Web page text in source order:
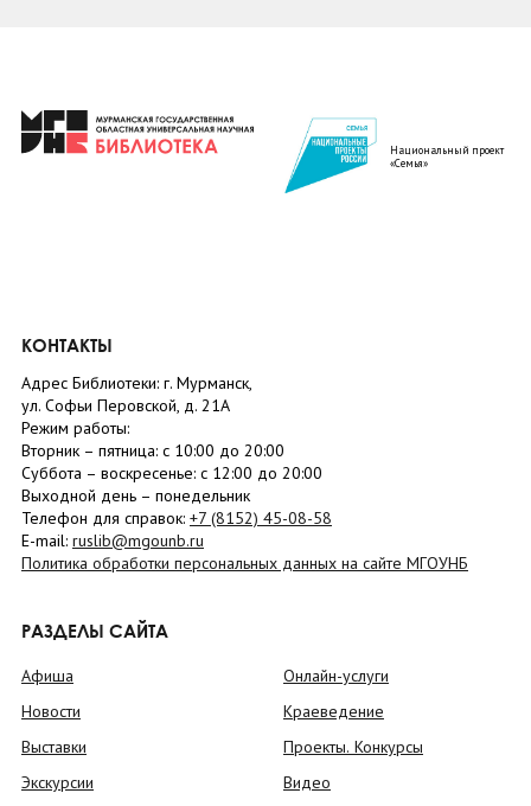
Национальный проект
«Семья»
КОНТАКТЫ
Адрес Библиотеки: г. Мурманск,
ул. Софьи Перовской, д. 21А
Режим работы:
Вторник – пятница: с 10:00 до 20:00
Суббота – воскресенье: c 12:00 до 20:00
Выходной день – понедельник
Телефон для справок: +7 (8152) 45-08-58
E-mail: ruslib@mgounb.ru
Политика обработки персональных данных на сайте МГОУНБ
РАЗДЕЛЫ САЙТА
Афиша
Новости
Выставки
Экскурсии
Онлайн-услуги
Краеведение
Проекты. Конкурсы
Видео